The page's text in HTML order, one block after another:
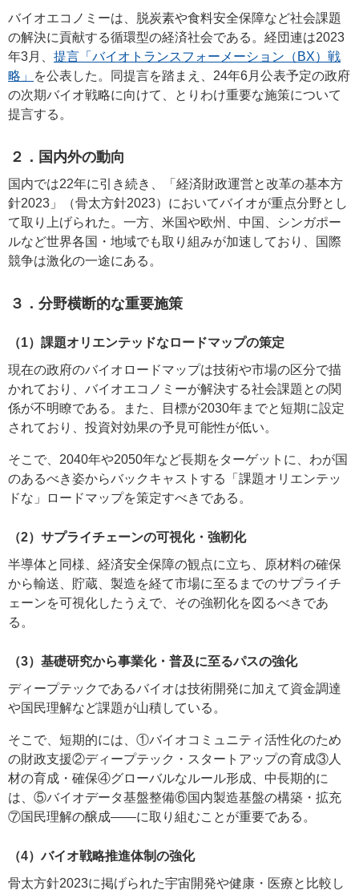
バイオエコノミーは、脱炭素や食料安全保障など社会課題
の解決に貢献する循環型の経済社会である。経団連は2023
年3月、 提言「バイオトランスフォーメーション（BX）戦
略」
を公表した。同提言を踏まえ、24年6月公表予定の政府
の次期バイオ戦略に向けて、とりわけ重要な施策について
提言する。
２．国内外の動向
国内では22年に引き続き、「経済財政運営と改革の基本方
針2023」（骨太方針2023）においてバイオが重点分野とし
て取り上げられた。一方、米国や欧州、中国、シンガポー
ルなど世界各国・地域でも取り組みが加速しており、国際
競争は激化の一途にある。
３．分野横断的な重要施策
（1）課題オリエンテッドなロードマップの策定
現在の政府のバイオロードマップは技術や市場の区分で描
かれており、バイオエコノミーが解決する社会課題との関
係が不明瞭である。また、目標が2030年までと短期に設定
されており、投資対効果の予見可能性が低い。
そこで、2040年や2050年など長期をターゲットに、わが国
のあるべき姿からバックキャストする「課題オリエンテッ
ドな」ロードマップを策定すべきである。
（2）サプライチェーンの可視化・強靭化
半導体と同様、経済安全保障の観点に立ち、原材料の確保
から輸送、貯蔵、製造を経て市場に至るまでのサプライチ
ェーンを可視化したうえで、その強靭化を図るべきであ
る。
（3）基礎研究から事業化・普及に至るパスの強化
ディープテックであるバイオは技術開発に加えて資金調達
や国民理解など課題が山積している。
そこで、短期的には、①バイオコミュニティ活性化のため
の財政支援②ディープテック・スタートアップの育成③人
材の育成・確保④グローバルなルール形成、中長期的に
は、⑤バイオデータ基盤整備⑥国内製造基盤の構築・拡充
⑦国民理解の醸成――に取り組むことが重要である。
（4）バイオ戦略推進体制の強化
骨太方針2023に掲げられた宇宙開発や健康・医療と比較し